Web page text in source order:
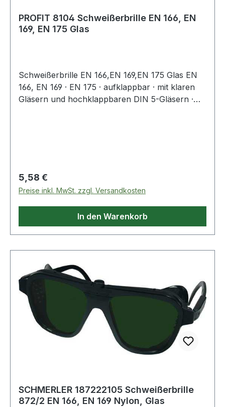
PROFIT 8104 Schweißerbrille EN 166, EN
169, EN 175 Glas
Schweißerbrille EN 166,EN 169,EN 175 Glas EN
166, EN 169 · EN 175 · aufklappbar · mit klaren
Gläsern und hochklappbaren DIN 5-Gläsern ·
Regulärer Preis:
5,58 €
Preise inkl. MwSt. zzgl. Versandkosten
In den Warenkorb
SCHMERLER 187222105 Schweißerbrille
872/2 EN 166, EN 169 Nylon, Glas